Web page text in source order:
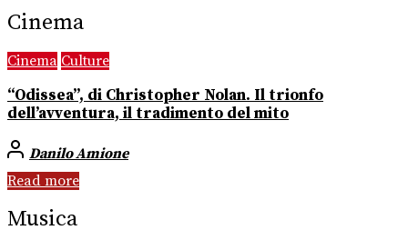
Cinema
Cinema Culture
“Odissea”, di Christopher Nolan. Il trionfo
dell’avventura, il tradimento del mito
Danilo Amione
Read more
Musica